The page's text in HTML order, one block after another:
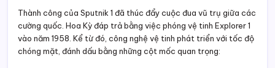
Thành công của Sputnik 1 đã thúc đẩy cuộc đua vũ trụ giữa các
cường quốc. Hoa Kỳ đáp trả bằng việc phóng vệ tinh Explorer 1
vào năm 1958. Kể từ đó, công nghệ vệ tinh phát triển với tốc độ
chóng mặt, đánh dấu bằng những cột mốc quan trọng: